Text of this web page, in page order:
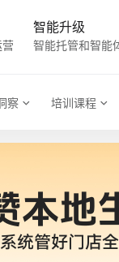
营
智能升级
智能托管和智能
察 培训课程